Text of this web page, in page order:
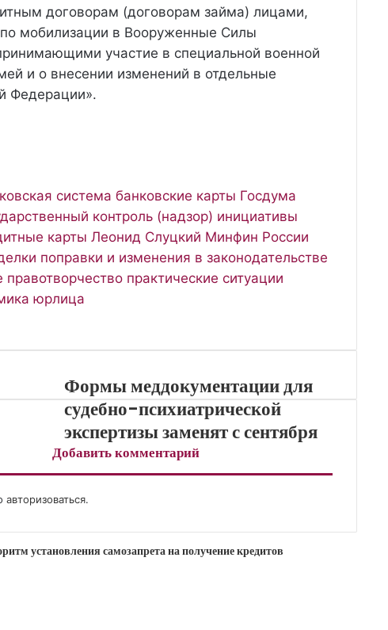
договорам (договорам займа) лицами,
мобилизации в Вооруженные Силы
участие в специальной военной
и о внесении изменений в отдельные
Федерации».
система банковские карты Госдума
контроль (надзор) инициативы
карты Леонид Слуцкий Минфин России
поправки и изменения в законодательстве
правотворчество практические ситуации
юрлица
Формы меддокументации для
судебно-психиатрической
экспертизы заменят с сентября
Добавить комментарий
авторизоваться.
установления самозапрета на получение кредитов